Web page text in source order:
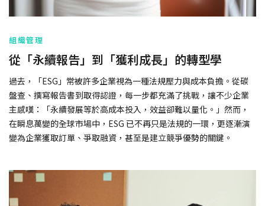
組織管理
從「永續報告」到「獲利成長」的轉型學
過去，「ESG」常被許多企業視為一種法規壓力與成本負擔。從碳
盤查、撰寫報告書到取得認證，每一步都充滿了挑戰，讓不少企業
主感嘆：「永續發展等於高成本投入，效益卻難以量化。」然而，
在瞬息萬變的全球市場中，ESG 已不再只是法規的一環，更逐漸演
變為企業獲取訂單、爭取融資，甚至是建立競爭優勢的關鍵。